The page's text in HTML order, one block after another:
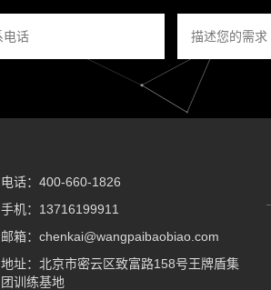
电话：400-660-1826
手机：13716199911
邮箱：chenkai@wangpaibaobiao.com
地址：北京市密云区致富路158号王牌盾集
团训练基地